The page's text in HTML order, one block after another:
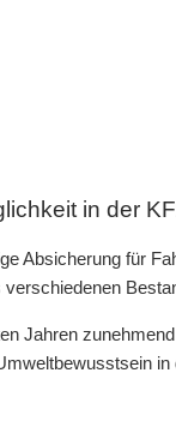
in der
Absicherung für
Jahren